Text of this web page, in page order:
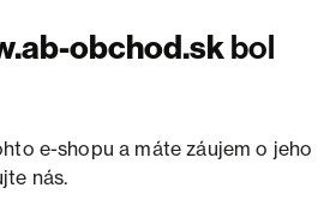
obchod.skbol
e-shopu a máte záujem o jeho
nás.